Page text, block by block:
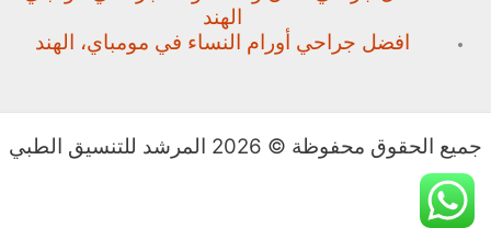
الهند
افضل جراحي أورام النساء في مومباي، الهند
جميع الحقوق محفوظة © 2026 المرشد للتنسيق الطبي